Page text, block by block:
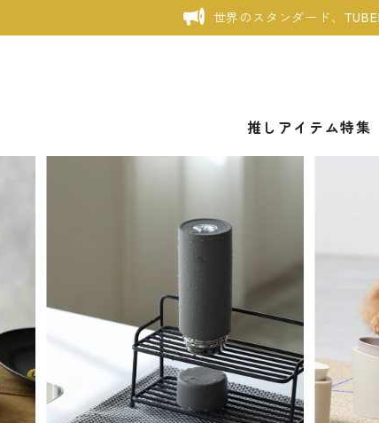
世界のスタンダード、
推しアイテム特集